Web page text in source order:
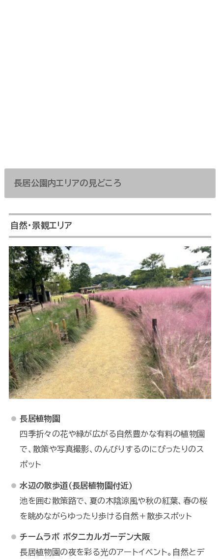
長居公園内エリアの見どころ
自然・景観エリア
長居植物園
四季折々の花や緑が広がる自然豊かな有料の植物園
で、散策や写真撮影、のんびりするのにぴったりのス
ポット
水辺の散歩道（長居植物園付近）
池を囲む散策路で、夏の木陰涼風や秋の紅葉、春の桜
を眺めながらゆったり歩ける自然＋散歩スポット
チームラボ ボタニカルガーデン大阪
長居植物園の夜を彩る光のアートイベント。自然とデ